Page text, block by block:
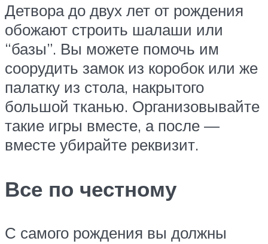
Детвора до двух лет от рождения
обожают строить шалаши или
“базы”. Вы можете помочь им
соорудить замок из коробок или же
палатку из стола, накрытого
большой тканью. Организовывайте
такие игры вместе, а после —
вместе убирайте реквизит.
Все по честному
С самого рождения вы должны